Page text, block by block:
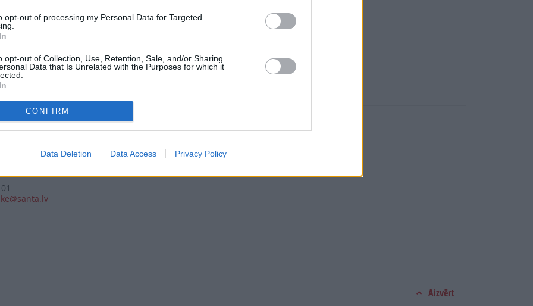
opt-out of processing my Personal Data for Targeted
opt-out of Collection, Use, Retention, Sale, and/or Sharing
Data that Is Unrelated with the Purposes for which it
CONFIRM
Data Deletion Data Access Privacy Policy
Aizvērt